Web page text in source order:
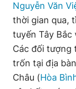
Giấy phép xuất bản
© 2003-2026 Bản
chép dưới mọi hình
bản. Phát triển bởi
Nguyễn Văn
thời gian qua,
tuyến Tây Bắc
Các đối tượng
trốn tại địa
Châu (Hòa